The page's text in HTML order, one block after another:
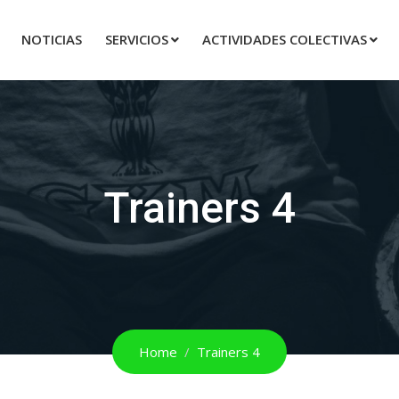
NOTICIAS SERVICIOS ACTIVIDADES COLECTIVAS
Trainers 4
Home Trainers 4